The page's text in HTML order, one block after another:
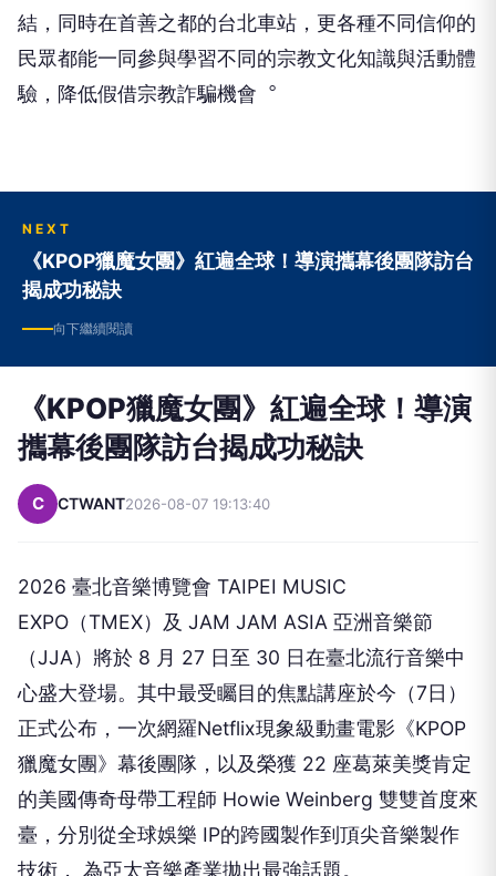
結，同時在首善之都的台北車站，更各種不同信仰的
民眾都能一同參與學習不同的宗教文化知識與活動體
驗，降低假借宗教詐騙機會︒
NEXT
《KPOP獵魔女團》紅遍全球！導演攜幕後團隊訪台
揭成功秘訣
向下繼續閱讀
《KPOP獵魔女團》紅遍全球！導演
攜幕後團隊訪台揭成功秘訣
C CTWANT2026-08-07 19:13:40
2026 臺北音樂博覽會 TAIPEI MUSIC
EXPO（TMEX）及 JAM JAM ASIA 亞洲音樂節
（JJA）將於 8 月 27 日至 30 日在臺北流行音樂中
心盛大登場。其中最受矚目的焦點講座於今（7日）
正式公布，一次網羅Netflix現象級動畫電影《KPOP
獵魔女團》幕後團隊，以及榮獲 22 座葛萊美獎肯定
的美國傳奇母帶工程師 Howie Weinberg 雙雙首度來
臺，分別從全球娛樂 IP的跨國製作到頂尖音樂製作
技術， 為亞太音樂產業拋出最強話題。